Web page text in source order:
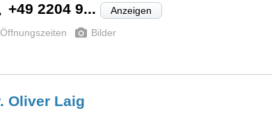
+49 2204 9... Anzeigen
Öffnungszeiten Bilder
Oliver Laig